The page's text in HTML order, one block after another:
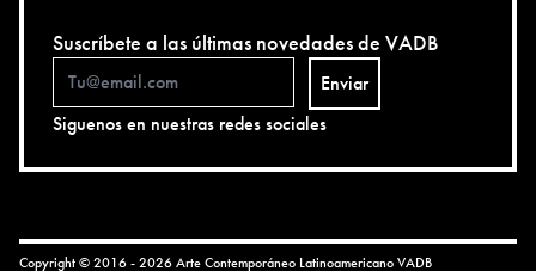
Suscríbete a las últimas novedades de VADB
Enviar
Siguenos en nuestras redes sociales
Copyright © 2016 - 2026 Arte Contemporáneo LatinoamericanoVADB